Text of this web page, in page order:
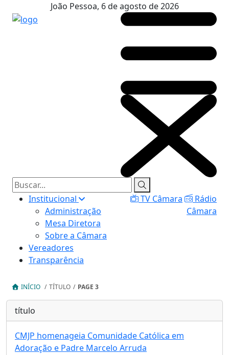
João Pessoa, 6 de agosto de 2026
Institucional
Administração
Mesa Diretora
Sobre a Câmara
Vereadores
Transparência
TV Câmara
Rádio
Câmara
INÍCIO / TÍTULO / PAGE 3
título
CMJP homenageia Comunidade Católica em
Adoração e Padre Marcelo Arruda